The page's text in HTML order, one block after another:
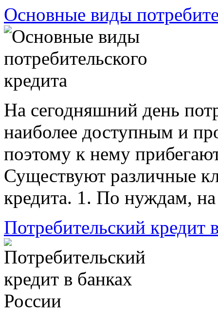
Основные виды
На сегодняшний день
наиболее доступным и
поэтому к нему
Существуют различные
кредита. 1. По нуждам,
Потребительский кредит